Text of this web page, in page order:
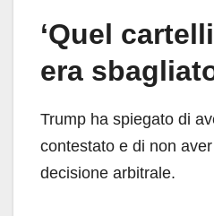
‘Quel
era
Trump ha spiegato di
contestato e di non
decisione arbitrale.